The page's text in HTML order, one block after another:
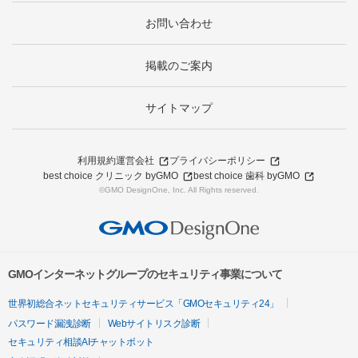
お問い合わせ
掲載のご案内
サイトマップ
利用規約運営会社
プライバシーポリシー
best choice クリニック byGMO
best choice 歯科 byGMO
©GMO DesignOne, Inc. All Rights reserved.
GMOインターネットグループのセキュリティ事業について
世界初総合ネットセキュリティサービス「GMOセキュリティ24」
パスワード漏洩診断
Webサイトリスク診断
セキュリティ相談AIチャットボット